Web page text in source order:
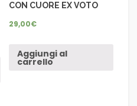
CON CUORE EX VOTO
29,00€
Aggiungi al
carrello